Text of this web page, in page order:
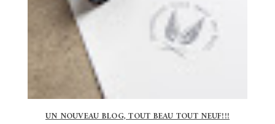
UN NOUVEAU BLOG, TOUT BEAU TOUT NEUF!!!